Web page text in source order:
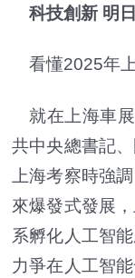
科技創新 明
看懂2025年上
就在上海車展
共中央總書記
上海考察時強
來爆發式發展
系孵化人工智
力爭在人工智